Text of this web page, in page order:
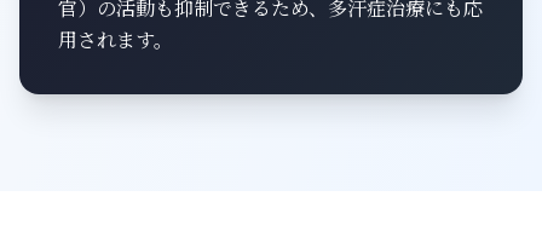
官）の活動も抑制できるため、多汗症治療にも応
用されます。